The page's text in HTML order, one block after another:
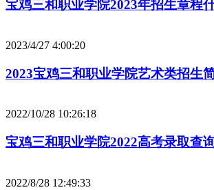
宝鸡三和职业学院2023年招生章程
2023/4/27 4:00:20
2023宝鸡三和职业学院艺术类招生
2022/10/28 10:26:18
宝鸡三和职业学院2022高考录取查
2022/8/28 12:49:33